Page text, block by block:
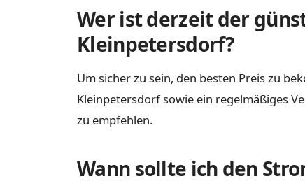
Wer ist derzeit der
Kleinpetersdorf?
Um sicher zu sein, den besten Preis zu
Kleinpetersdorf sowie ein regelmäßiges
zu empfehlen.
Wann sollte ich den